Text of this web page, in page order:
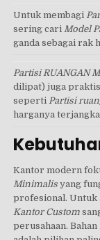
Untuk membagi
sering cari Model
ganda sebagai rak
Partisi RUANGAN
dilipat) juga
seperti Partisi
harganya
Kantor modern
Minimalis yang
profesional. Untuk
Kantor Custom
perusahaan. Bahan